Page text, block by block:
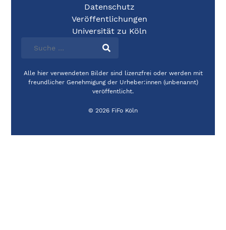
Datenschutz
Veröffentlichungen
Universität zu Köln
Alle hier verwendeten Bilder sind lizenzfrei oder werden mit
freundlicher Genehmigung der Urheber:innen (unbenannt)
veröffentlicht.
© 2026 FiFo Köln